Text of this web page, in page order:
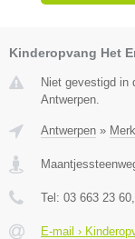
Kinderopvang Het
Niet gevestigd in
Antwerpen.
Antwerpen »
Tel: 03 663 23 60
E-mail ›